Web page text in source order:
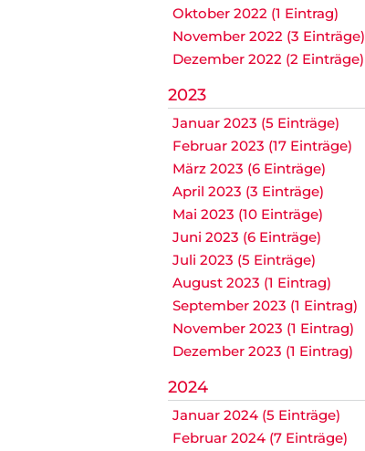
Oktober 2022 (1 Eintrag)
November 2022 (3 Einträge)
Dezember 2022 (2 Einträge)
2023
Januar 2023 (5 Einträge)
Februar 2023 (17 Einträge)
März 2023 (6 Einträge)
April 2023 (3 Einträge)
Mai 2023 (10 Einträge)
Juni 2023 (6 Einträge)
Juli 2023 (5 Einträge)
August 2023 (1 Eintrag)
September 2023 (1 Eintrag)
November 2023 (1 Eintrag)
Dezember 2023 (1 Eintrag)
2024
Januar 2024 (5 Einträge)
Februar 2024 (7 Einträge)